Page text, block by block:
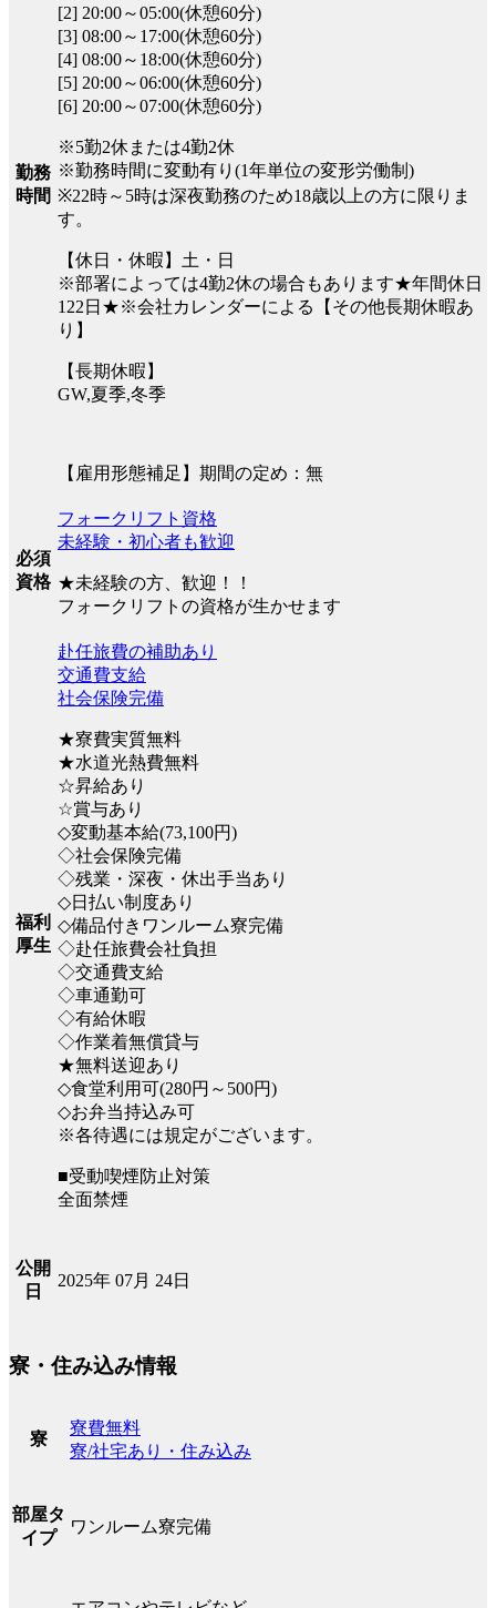
勤務
時間
[2] 20:00～05:00(休憩60分)
[3] 08:00～17:00(休憩60分)
[4] 08:00～18:00(休憩60分)
[5] 20:00～06:00(休憩60分)
[6] 20:00～07:00(休憩60分)
※5勤2休または4勤2休
※勤務時間に変動有り(1年単位の変形労働制)
※22時～5時は深夜勤務のため18歳以上の方に限りま
す。
【休日・休暇】土・日
※部署によっては4勤2休の場合もあります★年間休日
122日★※会社カレンダーによる【その他長期休暇あ
り】
【長期休暇】
GW,夏季,冬季
【雇用形態補足】期間の定め：無
必須
資格
フォークリフト資格
未経験・初心者も歓迎
★未経験の方、歓迎！！
フォークリフトの資格が生かせます
福利
厚生
赴任旅費の補助あり
交通費支給
社会保険完備
★寮費実質無料
★水道光熱費無料
☆昇給あり
☆賞与あり
◇変動基本給(73,100円)
◇社会保険完備
◇残業・深夜・休出手当あり
◇日払い制度あり
◇備品付きワンルーム寮完備
◇赴任旅費会社負担
◇交通費支給
◇車通勤可
◇有給休暇
◇作業着無償貸与
★無料送迎あり
◇食堂利用可(280円～500円)
◇お弁当持込み可
※各待遇には規定がございます。
■受動喫煙防止対策
全面禁煙
公開
日
2025年 07月 24日
寮・住み込み情報
寮
寮費無料
寮/社宅あり・住み込み
部屋タ
イプ
ワンルーム寮完備